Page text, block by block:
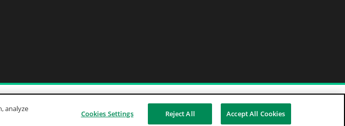
BNP Paribas Cardif Biztosító Zrt. 2026
analyze
Cookies Settings Reject All Accept All Cookies